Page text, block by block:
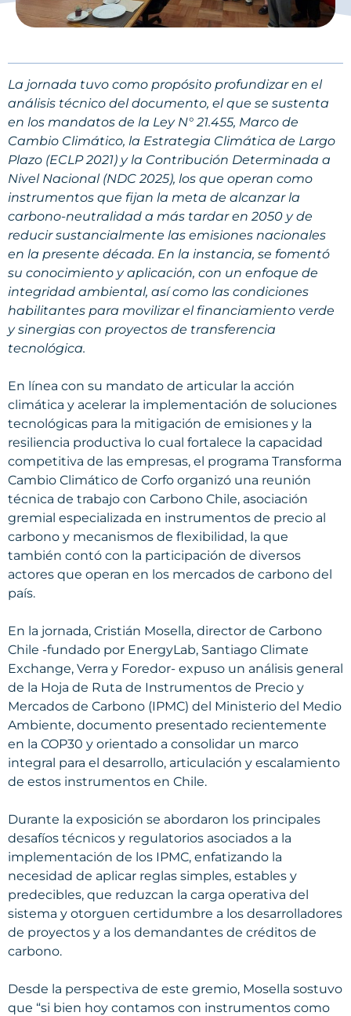
La jornada tuvo como propósito profundizar en el
análisis técnico del documento, el que se sustenta
en los mandatos de la Ley N° 21.455, Marco de
Cambio Climático, la Estrategia Climática de Largo
Plazo (ECLP 2021) y la Contribución Determinada a
Nivel Nacional (NDC 2025), los que operan como
instrumentos que fijan la meta de alcanzar la
carbono-neutralidad a más tardar en 2050 y de
reducir sustancialmente las emisiones nacionales
en la presente década. En la instancia, se fomentó
su conocimiento y aplicación, con un enfoque de
integridad ambiental, así como las condiciones
habilitantes para movilizar el financiamiento verde
y sinergias con proyectos de transferencia
tecnológica.
En línea con su mandato de articular la acción
climática y acelerar la implementación de soluciones
tecnológicas para la mitigación de emisiones y la
resiliencia productiva lo cual fortalece la capacidad
competitiva de las empresas, el programa Transforma
Cambio Climático de Corfo organizó una reunión
técnica de trabajo con Carbono Chile, asociación
gremial especializada en instrumentos de precio al
carbono y mecanismos de flexibilidad, la que
también contó con la participación de diversos
actores que operan en los mercados de carbono del
país.
En la jornada, Cristián Mosella, director de Carbono
Chile -fundado por EnergyLab, Santiago Climate
Exchange, Verra y Foredor- expuso un análisis general
de la Hoja de Ruta de Instrumentos de Precio y
Mercados de Carbono (IPMC) del Ministerio del Medio
Ambiente, documento presentado recientemente
en la COP30 y orientado a consolidar un marco
integral para el desarrollo, articulación y escalamiento
de estos instrumentos en Chile.
Durante la exposición se abordaron los principales
desafíos técnicos y regulatorios asociados a la
implementación de los IPMC, enfatizando la
necesidad de aplicar reglas simples, estables y
predecibles, que reduzcan la carga operativa del
sistema y otorguen certidumbre a los desarrolladores
de proyectos y a los demandantes de créditos de
carbono.
Desde la perspectiva de este gremio, Mosella sostuvo
que “si bien hoy contamos con instrumentos como